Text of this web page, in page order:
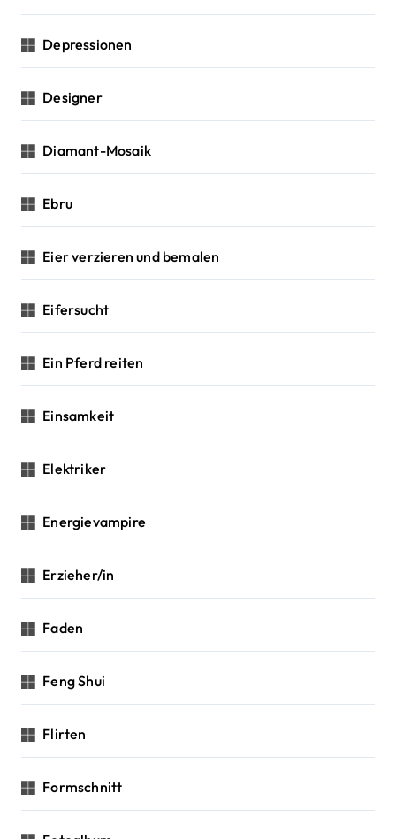
Depressionen
Designer
Diamant-Mosaik
Ebru
Eier verzieren und bemalen
Eifersucht
Ein Pferd reiten
Einsamkeit
Elektriker
Energievampire
Erzieher/in
Faden
Feng Shui
Flirten
Formschnitt